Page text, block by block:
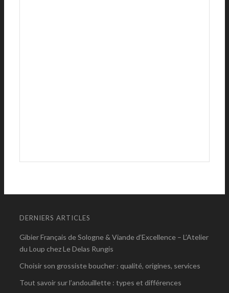
DERNIERS ARTICLES
Gibier Français de Sologne & Viande d’Excellence – L’Atelier
du Loup chez Le Delas Rungis
Choisir son grossiste boucher : qualité, origines, services
Tout savoir sur l’andouillette : types et différences